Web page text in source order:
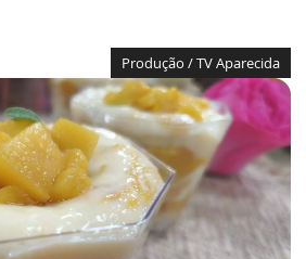
Produção / TV Aparecida